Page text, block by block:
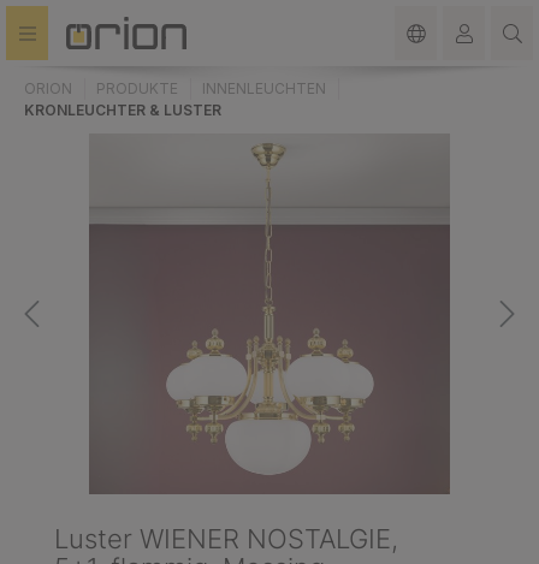
springen
ORION PRODUKTE
INNENLEUCHTEN
KRONLEUCHTER & LUSTER
Luster WIENER NOSTALGIE,